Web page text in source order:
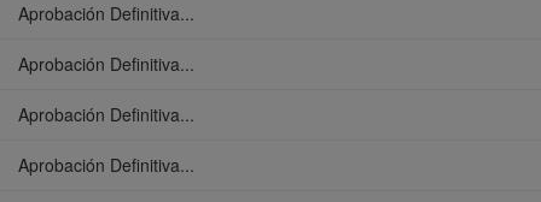
Aprobación Definitiva...
Aprobación Definitiva...
Aprobación Definitiva...
Aprobación Definitiva...